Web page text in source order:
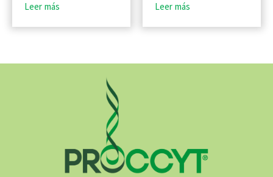
Leer más
Leer más